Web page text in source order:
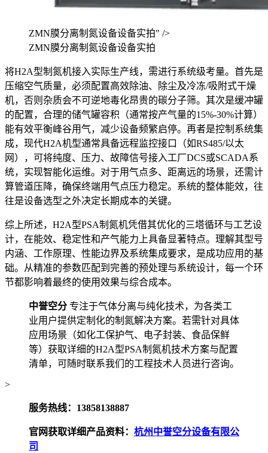
ZMN膜分离制氮设备设备实拍" />
ZMN膜分离制氮设备设备实拍
将H2A型制氮机接入实际生产线，需进行系统级考量。首先是
压缩空气质量，必须配置高效除油、除尘及冷冻/吸附式干燥
机，否则杂质会不可逆地毒化昂贵的碳分子筛。其次是缓冲罐
的配置，合理的储气罐容积（通常按产气量的15%-30%计算）
能有效平衡峰谷用气，减少设备频繁启停。再者是控制系统集
成，现代H2A机型通常具备远程监控接口（如RS485/以太
网），可将纯度、压力、故障信号接入工厂DCS或SCADA系
统，实现智能化运维。对于用气点多、距离远的场景，还需计
算管道压降，确保终端用气点压力稳定。系统的整体能效，往
往是设备选型之外决定长期成本的关键。
综上所述，H2A型PSA制氮机凭借其优化的三塔循环与工艺设
计，在能效、稳定性和产气能力上具备显著特点。理解其型号
内涵、工作原理、性能边界及系统集成要求，是成功应用的基
础。从精准的参数匹配到完善的预处理与系统设计，每一个环
节都影响着最终的使用效果与综合成本。
中誉空分 专注于气体分离与纯化技术，为各类工
业用户提供定制化的制氮解决方案。若需针对具体
应用场景（如化工保护气、电子封装、食品保鲜
等）获取详细的H2A型PSA制氮机技术方案与配置
清单，可随时联系我们的工程技术人员进行咨询。
>
服务热线：13858138887
官网获取详细产品资料： 杭州中誉空分设备有限公
司